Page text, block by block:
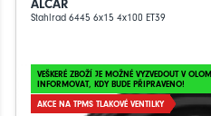
ALCAR
Stahlrad 6445 6x15 4x100 ET39
VEŠKERÉ ZBOŽÍ JE MOŽNÉ VYZVEDOUT V
INFORMOVAT, KDY BUDE PŘIPRAVENO!
AKCE NA TPMS TLAKOVÉ VENTILKY